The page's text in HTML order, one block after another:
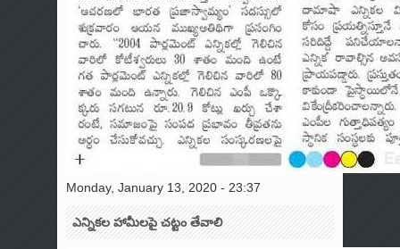
Monday, January 13, 2020 - 23:37
ఎన్నికల హామీలపై చట్టం తేవాలి